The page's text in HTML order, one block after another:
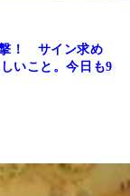
撃！ サイン求め
いこと。今日も9